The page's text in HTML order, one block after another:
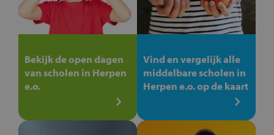
Bekijk de open dagen
van scholen in Herpen
e.o.
Vind en vergelijk alle
middelbare scholen in
Herpen e.o. op de kaart